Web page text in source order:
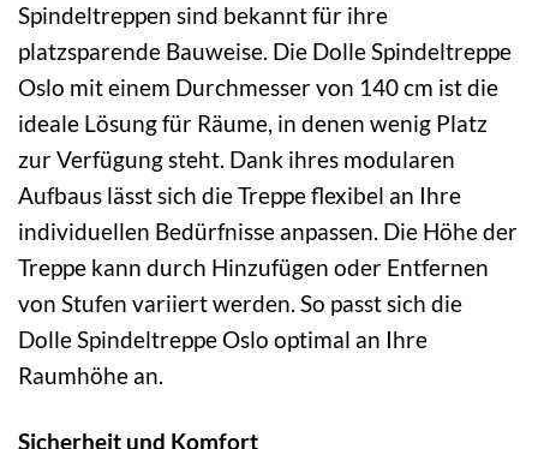
Spindeltreppen sind bekannt für ihre
platzsparende Bauweise. Die Dolle Spindeltreppe
Oslo mit einem Durchmesser von 140 cm ist die
ideale Lösung für Räume, in denen wenig Platz
zur Verfügung steht. Dank ihres modularen
Aufbaus lässt sich die Treppe flexibel an Ihre
individuellen Bedürfnisse anpassen. Die Höhe der
Treppe kann durch Hinzufügen oder Entfernen
von Stufen variiert werden. So passt sich die
Dolle Spindeltreppe Oslo optimal an Ihre
Raumhöhe an.
Sicherheit und Komfort